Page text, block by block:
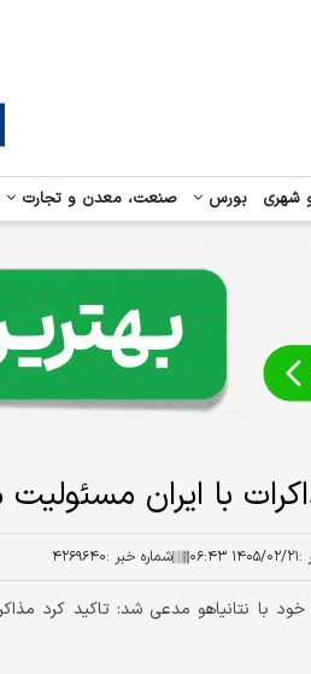
شهری بورس صنعت، معدن و تجارت
با ایران
:۱۴۰۵/۰۲/۲۱ ۰۶:۴۳ شماره خبر :۴۲۶۹۶۴۰
خود با نتانیاهو مدعی شد: تاکید کرد